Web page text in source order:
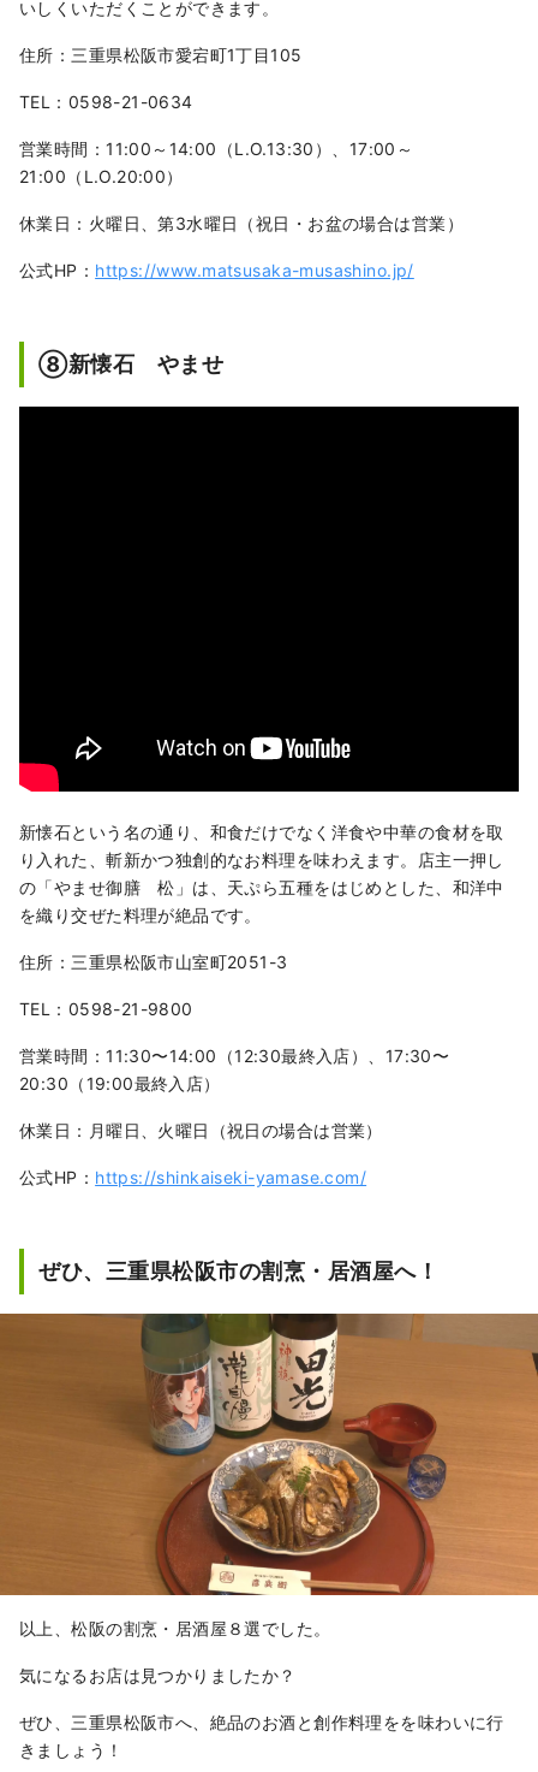
いしくいただくことができます。
住所：三重県松阪市愛宕町1丁目105
TEL：0598-21-0634
営業時間：11:00～14:00（L.O.13:30）、17:00～
21:00（L.O.20:00）
休業日：火曜日、第3水曜日（祝日・お盆の場合は営業）
公式HP： https://www.matsusaka-musashino.jp/
⑧新懐石 やませ
新懐石という名の通り、和食だけでなく洋食や中華の食材を取
り入れた、斬新かつ独創的なお料理を味わえます。店主一押し
の「やませ御膳 松」は、天ぷら五種をはじめとした、和洋中
を織り交ぜた料理が絶品です。
住所：三重県松阪市山室町2051-3
TEL：0598-21-9800
営業時間：11:30〜14:00（12:30最終入店）、17:30〜
20:30（19:00最終入店）
休業日：月曜日、火曜日（祝日の場合は営業）
公式HP： https://shinkaiseki-yamase.com/
ぜひ、三重県松阪市の割烹・居酒屋へ！
以上、松阪の割烹・居酒屋８選でした。
気になるお店は見つかりましたか？
ぜひ、三重県松阪市へ、絶品のお酒と創作料理をを味わいに行
きましょう！